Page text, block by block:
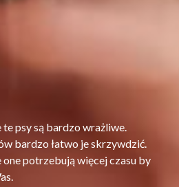
te psy są bardzo wrażliwe.
bardzo łatwo je skrzywdzić.
one potrzebują więcej czasu by